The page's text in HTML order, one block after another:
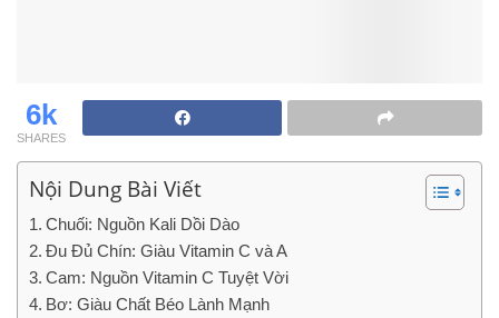
6k
SHARES
Nội Dung Bài Viết
Chuối: Nguồn Kali Dồi Dào
Đu Đủ Chín: Giàu Vitamin C và A
Cam: Nguồn Vitamin C Tuyệt Vời
Bơ: Giàu Chất Béo Lành Mạnh